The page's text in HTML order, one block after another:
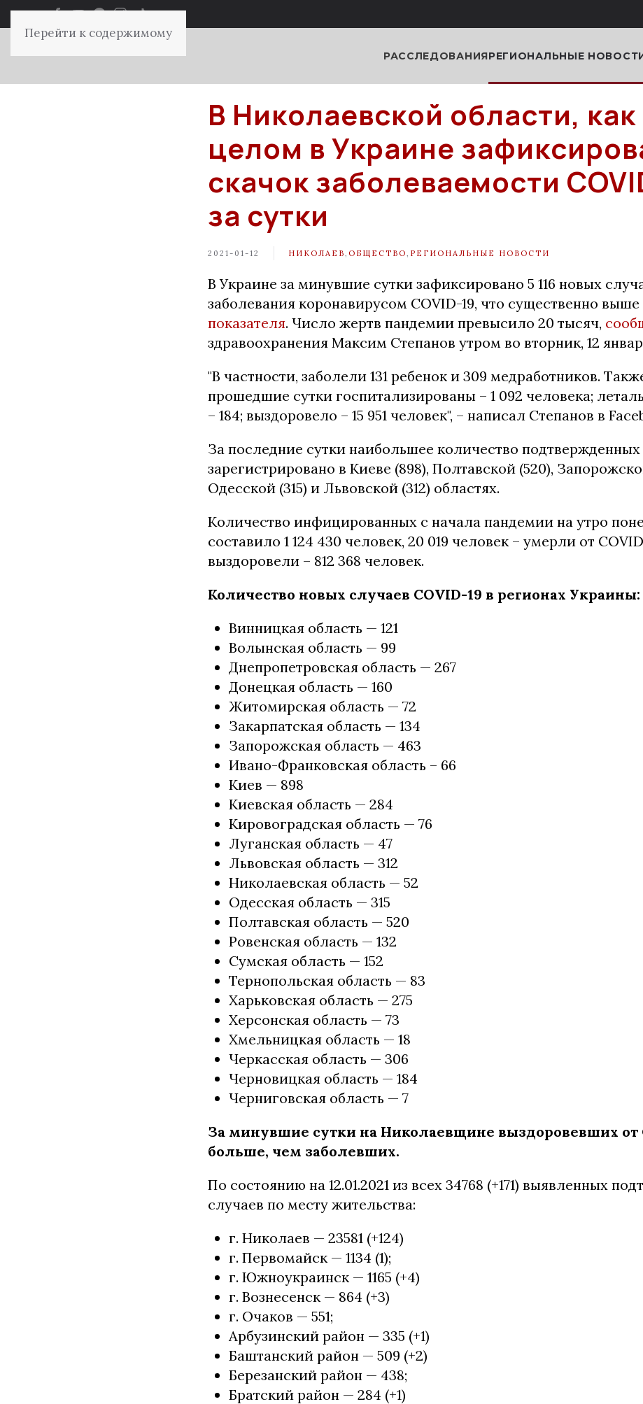
Перейти к содержимому
РАССЛЕДОВАНИЯРЕГИОНАЛЬНЫЕ
В Николаевской области, как
целом в Украине
скачок заболеваемости
за сутки
2021-01-12 НИКОЛАЕВ ОБЩЕСТВО РЕГИОНАЛЬНЫЕ НОВОСТИ
В Украине за минувшие сутки зафиксировано 5 116 новых
заболевания коронавирусом COVID-19, что существенно выше
показателя. Число жертв пандемии превысило 20 тысяч,
здравоохранения Максим Степанов утром во вторник, 12
"В частности, заболели 131 ребенок и 309 медработников.
прошедшие сутки госпитализированы – 1 092 человека;
– 184; выздоровело – 15 951 человек", – написал Степанов в
За последние сутки наибольшее количество подтвержденных
зарегистрировано в Киеве (898), Полтавской (520),
Одесской (315) и Львовской (312) областях.
Количество инфицированных с начала пандемии на утро
составило 1 124 430 человек, 20 019 человек – умерли от
выздоровели – 812 368 человек.
Количество новых случаев COVID-19 в регионах Украины:
Винницкая область — 121
Волынская область — 99
Днепропетровская область — 267
Донецкая область — 160
Житомирская область — 72
Закарпатская область — 134
Запорожская область — 463
Ивано-Франковская область – 66
Киев — 898
Киевская область — 284
Кировоградская область — 76
Луганская область — 47
Львовская область — 312
Николаевская область — 52
Одесская область — 315
Полтавская область — 520
Ровенская область — 132
Сумская область — 152
Тернопольская область — 83
Харьковская область — 275
Херсонская область — 73
Хмельницкая область — 18
Черкасская область — 306
Черновицкая область — 184
Черниговская область — 7
За минувшие сутки на Николаевщине выздоровевших от
больше, чем заболевших.
По состоянию на 12.01.2021 из всех 34768 (+171) выявленных
случаев по месту жительства:
г. Николаев — 23581 (+124)
г. Первомайск — 1134 (1);
г. Южноукраинск — 1165 (+4)
г. Вознесенск — 864 (+3)
г. Очаков — 551;
Арбузинский район — 335 (+1)
Баштанский район — 509 (+2)
Березанский район — 438;
Братский район — 284 (+1)